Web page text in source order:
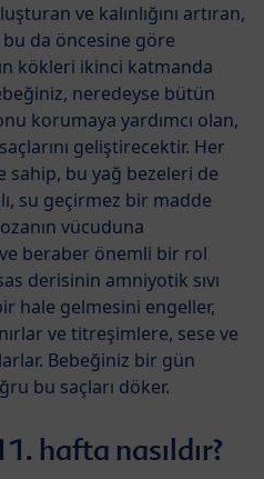
ve kalınlığını artıran,
da öncesine göre
kökleri ikinci katmanda
neredeyse bütün
korumaya yardımcı olan,
geliştirecektir. Her
sahip, bu yağ bezeleri de
su geçirmez bir madde
vücuduna
ve beraber önemli bir rol
derisinin amniyotik sıvı
hale gelmesini engeller,
ve titreşimlere, sese ve
Bebeğiniz bir gün
bu saçları döker.
hafta nasıldır?